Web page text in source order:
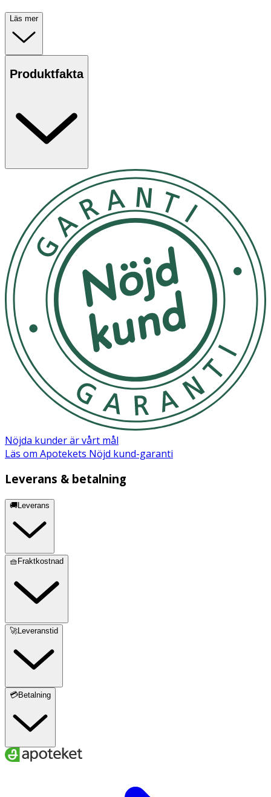
Läs mer
Produktfakta
Nöjda kunder är vårt mål
Läs om Apotekets Nöjd kund-garanti
Leverans & betalning
🚚Leverans
🧺Fraktkostnad
🚀Leveranstid
💳Betalning